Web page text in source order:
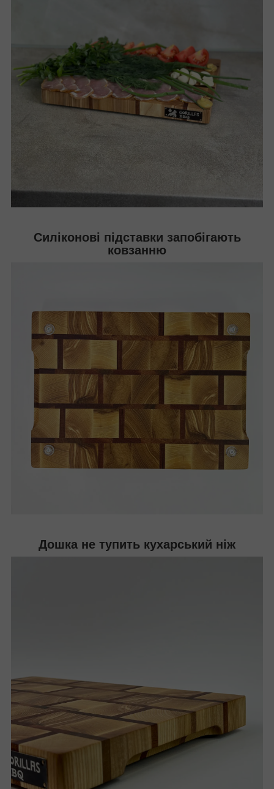
Силіконові підставки запобігають
ковзанню
Дошка не тупить кухарський ніж